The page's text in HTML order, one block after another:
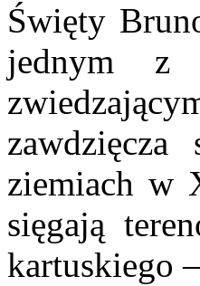
Święty
jednym z
ziemiach w
sięgają
kartuskiego